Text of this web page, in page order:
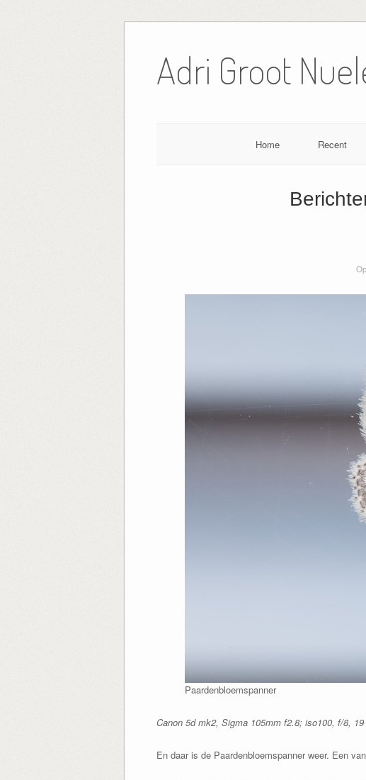
de
inhoud
Adri Groot
Home Recent
Paardenbloemspanner
Canon 5d mk2, Sigma 105mm f2.8; iso100, f/8,
En daar is de Paardenbloemspanner weer. Een